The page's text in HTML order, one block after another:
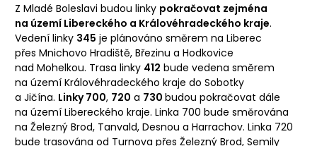
Z Mladé Boleslavi budou linky pokračovat zejména
na území Libereckého a Královéhradeckého kraje.
Vedení linky 345 je plánováno směrem na Liberec
přes Mnichovo Hradiště, Březinu a Hodkovice
nad Mohelkou. Trasa linky 412 bude vedena směrem
na území Královéhradeckého kraje do Sobotky
a Jičína. Linky 700, 720 a 730 budou pokračovat dále
na území Libereckého kraje. Linka 700 bude směrována
na Železný Brod, Tanvald, Desnou a Harrachov. Linka 720
bude trasována od Turnova přes Železný Brod, Semily